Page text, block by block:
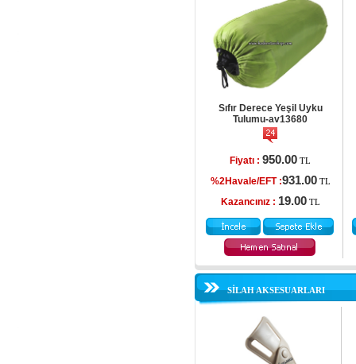
Sıfır Derece Yeşil Uyku
Tulumu-av13680
Fiyatı : 950.00 TL
%2Havale/EFT :931.00 TL
Kazancınız : 19.00 TL
SİLAH AKSESUARLARI